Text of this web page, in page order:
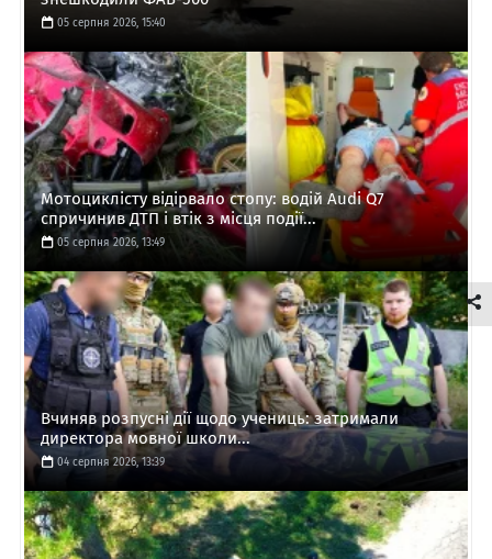
05 серпня 2026, 15:40
Мотоциклісту відірвало стопу: водій Audi Q7
спричинив ДТП і втік з місця події...
05 серпня 2026, 13:49
Вчиняв розпусні дії щодо учениць: затримали
директора мовної школи...
04 серпня 2026, 13:39